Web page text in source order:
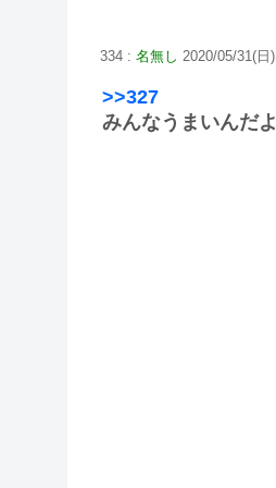
334 : 名無し 2020/05/31(日
>>327
みんなうまいんだ